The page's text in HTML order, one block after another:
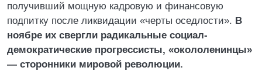
получивший мощную кадровую и финансовую
подпитку после ликвидации «черты оседлости». В
ноябре их свергли радикальные социал-
демократические прогрессисты, «окололенинцы»
— сторонники мировой революции.